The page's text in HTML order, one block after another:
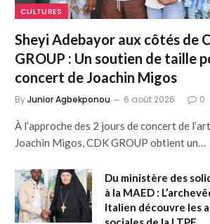
CULTURES
Sheyi Adebayor aux côtés de
GROUP : Un soutien de taille
concert de Joachin Migos
ByJunior Agbekponou 6 août 2026 0
À l’approche des 2 jours de concert de
Joachin Migos, CDK GROUP obtient un…
Du ministère des
à la MAED :
Italien découvre les